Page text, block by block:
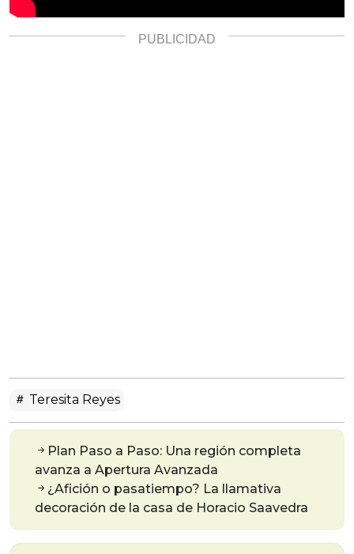
Teresita Reyes
Plan Paso a Paso: Una región completa
avanza a Apertura Avanzada
¿Afición o pasatiempo? La llamativa
decoración de la casa de Horacio Saavedra